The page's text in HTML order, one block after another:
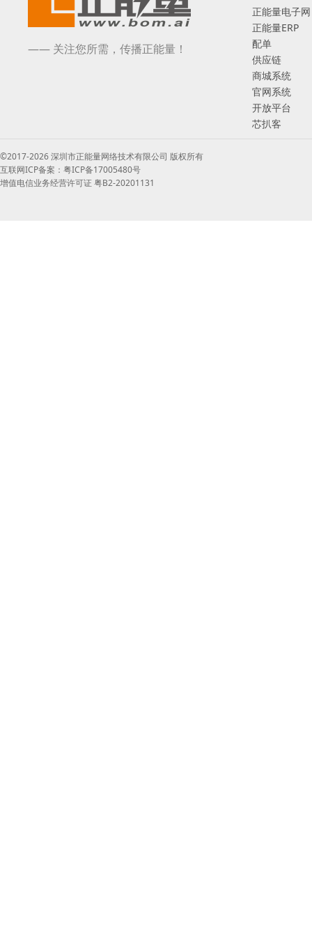
—— 关注您所需，传播正能量！
正能量电子网
正能量ERP
配单
供应链
商城系统
官网系统
开放平台
芯扒客
©2017-2026 深圳市正能量网络技术有限公司 版权所有
互联网ICP备案：粤ICP备17005480号
增值电信业务经营许可证 粤B2-20201131